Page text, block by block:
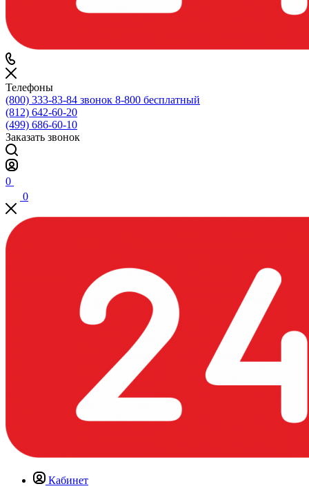
Телефоны
(800) 333-83-84 звонок 8-800 бесплатный
(812) 642-60-20
(499) 686-60-10
Заказать звонок
0
0
Кабинет